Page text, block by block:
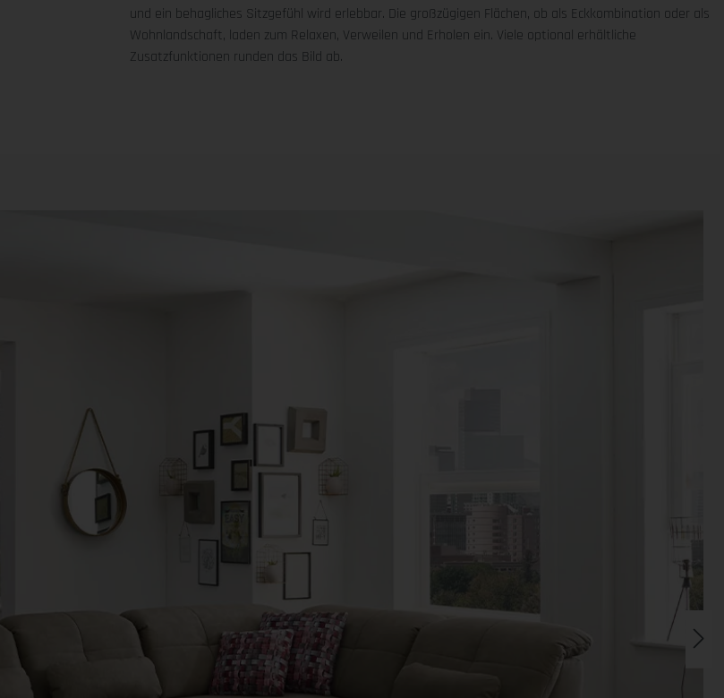
und ein behagliches Sitzgefühl wird erlebbar. Die großzügigen Flächen, ob als Eckkombination oder als
Wohnlandschaft, laden zum Relaxen, Verweilen und Erholen ein. Viele optional erhältliche
Zusatzfunktionen runden das Bild ab.